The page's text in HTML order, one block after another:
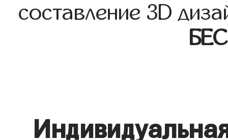
составление 3D